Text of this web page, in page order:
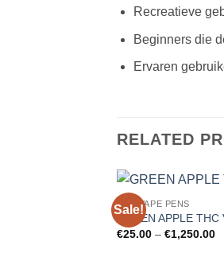
Recreatieve
Beginners die
Ervaren
RELATED
Sale!
THC VAPE PENS
GREEN APPLE THC
€25.00 – €1,250.00